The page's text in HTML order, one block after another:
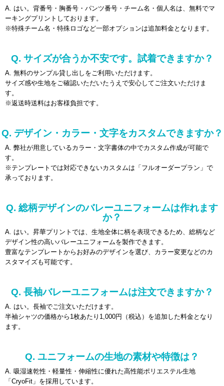
A. はい。背番号・胸番号・パンツ番号・チーム名・個人名は、無料でマ
ーキングプリントしております。
※特殊チーム名・特殊ロゴなど一部オプションは追加料金となります。
Q. サイズが合うか不安です。試着できますか？
A. 無料のサンプル貸し出しをご利用いただけます。
サイズ感や生地をご確認いただいたうえで安心してご注文いただけま
す。
※返送時送料はお客様負担です。
Q. デザイン・カラー・文字をカスタムできますか？
A. 弊社が用意しているカラー・文字書体の中でカスタム作成が可能で
す。
※テンプレートでは対応できないカスタムは「フルオーダープラン」で
承っております。
Q. 総柄デザインのバレーユニフォームは作れます
か？
A. はい。昇華プリントでは、生地全体に柄を表現できるため、総柄など
デザイン性の高いバレーユニフォームを製作できます。
豊富なテンプレートからお好みのデザインを選び、カラー変更などのカ
スタマイズも可能です。
Q. 長袖バレーユニフォームは注文できますか？
A. はい。長袖でご注文いただけます。
半袖シャツの価格から1枚あたり1,000円（税込）を追加した料金となり
ます。
Q. ユニフォームの生地の素材や特徴は？
A. 吸湿速乾性・軽量性・伸縮性に優れた高性能ポリエステル生地
「CryoFit」を採用しています。